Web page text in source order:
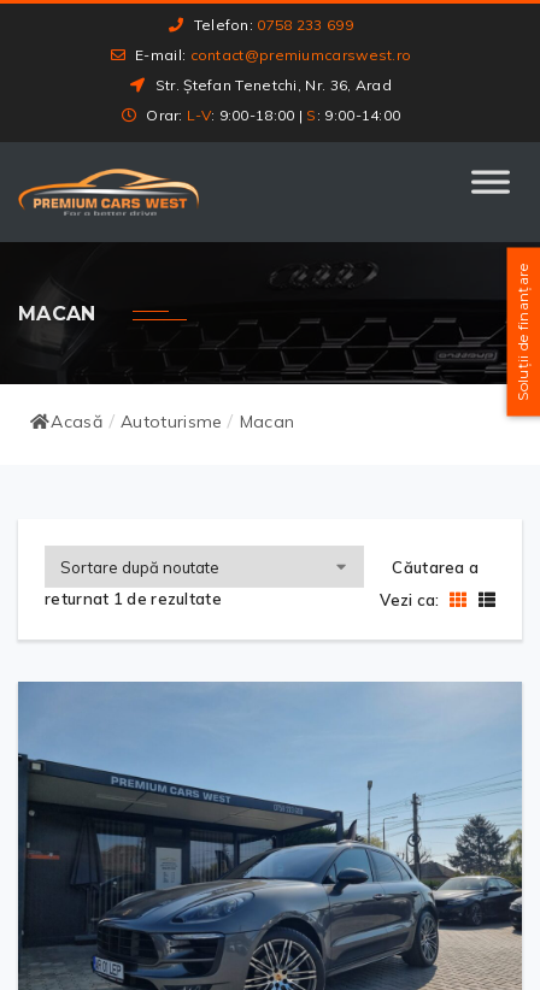
Telefon: 0758 233 699
E-mail: contact@premiumcarswest.ro
Str. Ștefan Tenetchi, Nr. 36, Arad
Orar: L-V: 9:00-18:00 | S : 9:00-14:00
MACAN
Acasă / Autoturisme / Macan
Căutarea a
returnat 1 de rezultate
Vezi ca:
Soluții de finanțare